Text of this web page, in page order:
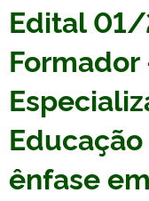
Edital
Formador
ênfase